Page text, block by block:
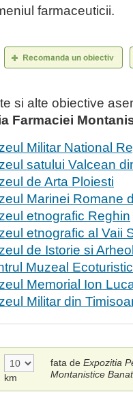
farmaceuticii.
si alte obiective
Farmaciei
Militar National
satului Valcean
de Arta Ploiesti
Marinei Romane
etnografic Reghin
etnografic al Vaii
de Istorie si
Muzeal
Memorial Ion
Militar din
km
fata de Expozitia
Montanistice